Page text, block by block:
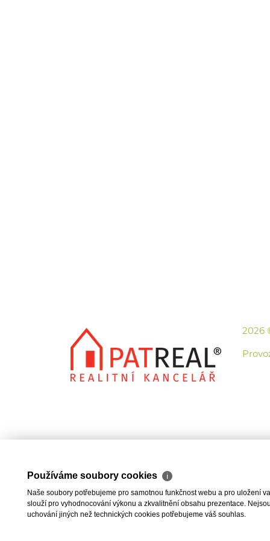
2026
Používáme soubory cookies ℹ
Naše soubory potřebujeme pro samotnou funkčnost webu a pro uložení
slouží pro vyhodnocování výkonu a zkvalitnění obsahu prezentace.
uchování jiných než technických cookies potřebujeme váš souhlas.